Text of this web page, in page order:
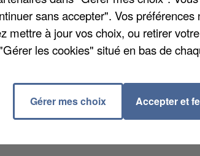
nul sur la ligne R Paris – Lyon.
Paris et Melun. L'interconnexion
par heure également sur la ligne P
disponibles sur le site
sans accepter". Vos
mettre à jour vos choix, ou retirer
les cookies" situé en bas de
Gérer mes choix Accepter et